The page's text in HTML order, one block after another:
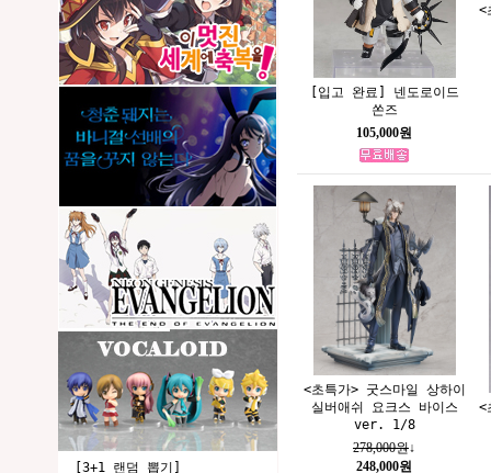
[3+1 랜덤 뽑기]
[입고 완료] 넨도로이드
쏜즈
105,000원
<
<초특가> 굿스마일 상하이
실버애쉬 요크스 바이스
ver. 1/8
278,000원↓
248,000원
<